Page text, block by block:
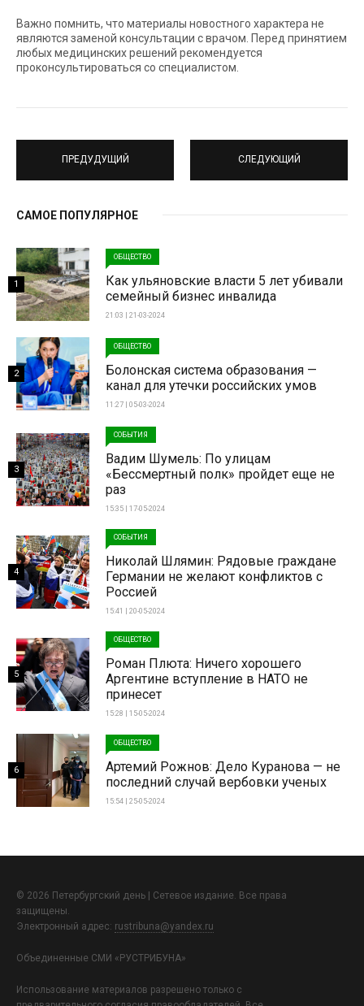
Важно помнить, что материалы новостного характера не
являются заменой консультации с врачом. Перед принятием
любых медицинских решений рекомендуется
проконсультироваться со специалистом.
ПРЕДУДУЩИЙ СЛЕДУЮЩИЙ
САМОЕ ПОПУЛЯРНОЕ
ОБЩЕСТВО
Как ульяновские власти 5 лет убивали
семейный бизнес инвалида
21:03 | 21-03-2024
1
ОБЩЕСТВО
Болонская система образования —
канал для утечки российских умов
11:27 | 05-03-2024
2
СОБЫТИЯ
Вадим Шумель: По улицам
«Бессмертный полк» пройдет еще не
раз
15:35 | 17-05-2024
3
СОБЫТИЯ
Николай Шлямин: Рядовые граждане
Германии не желают конфликтов с
Россией
15:41 | 20-05-2024
4
ОБЩЕСТВО
Роман Плюта: Ничего хорошего
Аргентине вступление в НАТО не
принесет
15:28 | 15-05-2024
5
ОБЩЕСТВО
Артемий Рожнов: Дело Куранова — не
последний случай вербовки ученых
15:54 | 25-05-2024
6
© 2026 Петербургский день | Сетевое издание. Все права
защищены.
Электронный адрес: rustribuna@yandex.ru
Объединенные СМИ «РУСТРИБУНА»
Использование материалов разрешено только с